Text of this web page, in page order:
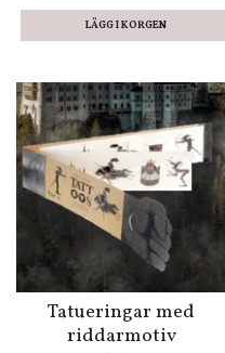
Tatueringar med
riddarmotiv